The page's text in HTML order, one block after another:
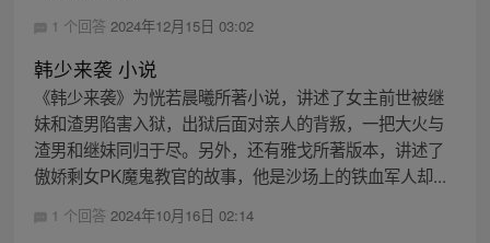
1 个回答 2024年12月15日 03:02
韩少来袭 小说
《韩少来袭》为恍若晨曦所著小说，讲述了女主前世被继
妹和渣男陷害入狱，出狱后面对亲人的背叛，一把大火与
渣男和继妹同归于尽。另外，还有雅戈所著版本，讲述了
傲娇剩女PK魔鬼教官的故事，他是沙场上的铁血军人却...
1 个回答 2024年10月16日 02:14